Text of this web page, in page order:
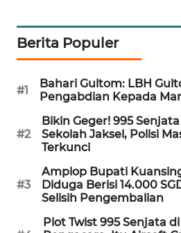
Berita Populer
#1
Bahari Gultom: LBH
Pengabdian Kepada
#2
Bikin Geger! 995
Sekolah Jaksel, Polisi
Terkunci
#3
Amplop Bupati
Diduga Berisi 14.000
Selisih Pengembalian
Plot Twist 995 Senjata
TAMBANG
NEWS
SITUNGIR
NEWS
SIDIKALANG
NEWS
SIBARAGAS
NEWS